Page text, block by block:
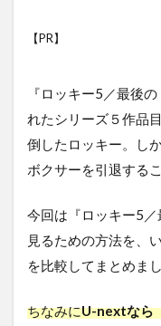
【PR】
『ロッキー5／最後
れたシリーズ５作品
倒したロッキー。し
ボクサーを引退する
今回は『ロッキー5
見るための方法を、
を比較してまとめま
ちなみにU-nextなら